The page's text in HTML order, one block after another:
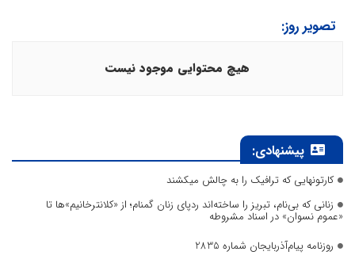
تصویر روز:
هیچ محتوایی موجود نیست
پیشنهادی:
کارتونهایی که ترافیک را به چالش میکشند
زنانی که بی‌نام، تبریز را ساخته‌اند ردپای زنان گمنام؛ از «کلانترخانیم»ها تا
«عموم نسوان» در اسناد مشروطه
روزنامه پیام‌آذربایجان شماره 2835